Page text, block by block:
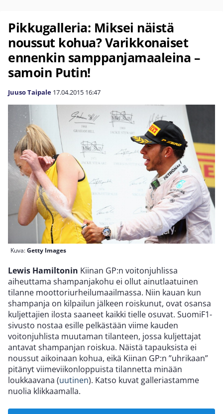
Pikkugalleria: Miksei näistä
noussut kohua? Varikkonaiset
ennenkin samppanjamaaleina –
samoin Putin!
Juuso Taipale 17.04.2015 16:47
Kuva:Getty Images
Lewis Hamiltonin Kiinan GP:n voitonjuhlissa
aiheuttama shampanjakohu ei ollut ainutlaatuinen
tilanne moottoriurheilumaailmassa. Niin kauan kun
shampanja on kilpailun jälkeen roiskunut, ovat osansa
kuljettajien ilosta saaneet kaikki tielle osuvat. SuomiF1-
sivusto nostaa esille pelkästään viime kauden
voitonjuhlista muutaman tilanteen, jossa kuljettajat
antavat shampanjan roiskua. Näistä tapauksista ei
noussut aikoinaan kohua, eikä Kiinan GP:n ”uhrikaan”
pitänyt viimeviikonloppuista tilannetta minään
loukkaavana (uutinen). Katso kuvat galleriastamme
nuolia klikkaamalla.